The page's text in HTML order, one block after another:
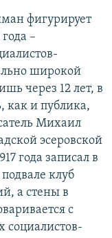
фигурирует
–
широкой
через 12 лет, в
как и публика,
Михаил
эсеровской
года записал в
клуб
а стены в
с
социалистов-